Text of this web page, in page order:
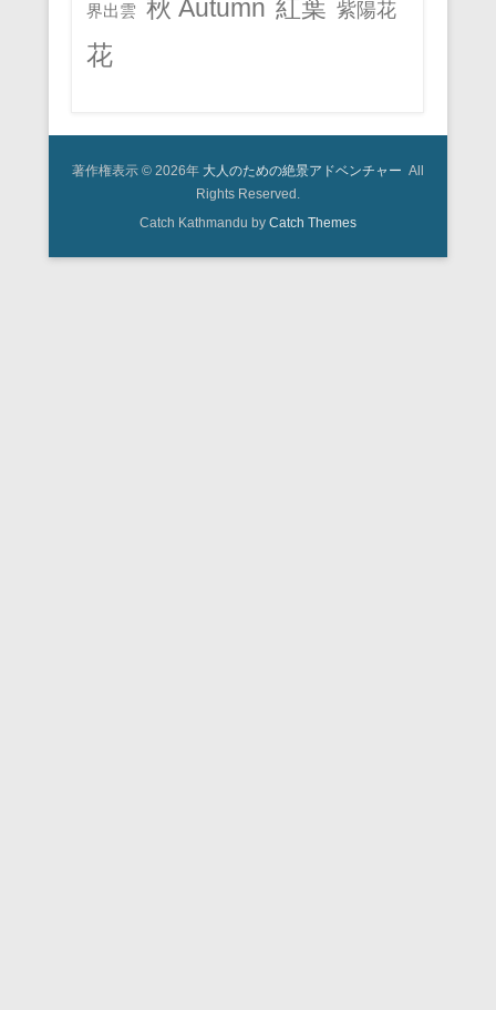
界出雲 秋 Autumn 紅葉 紫陽花
花
著作権表示 © 2026年 大人のための絶景アドベンチャー All
Rights Reserved.
Catch Kathmandu by Catch Themes